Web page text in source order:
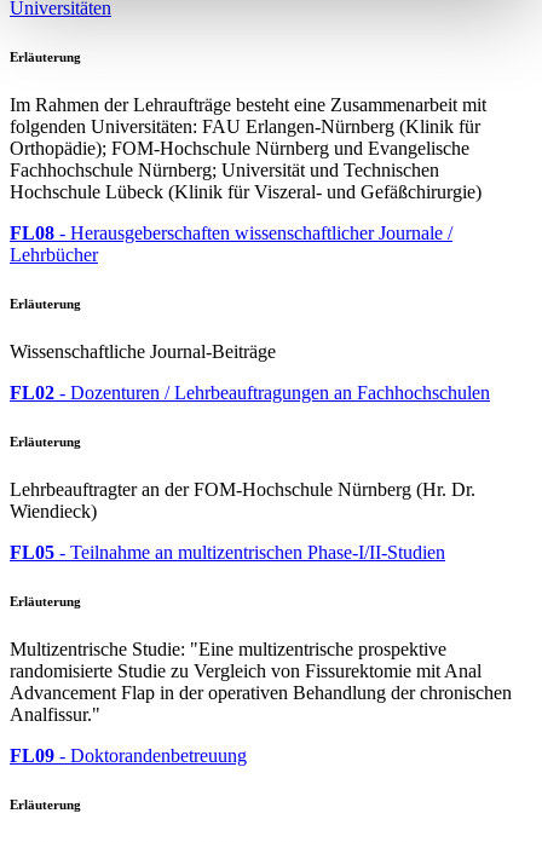
Universitäten
Erläuterung
Im Rahmen der Lehraufträge besteht eine Zusammenarbeit mit
folgenden Universitäten: FAU Erlangen-Nürnberg (Klinik für
Orthopädie); FOM-Hochschule Nürnberg und Evangelische
Fachhochschule Nürnberg; Universität und Technischen
Hochschule Lübeck (Klinik für Viszeral- und Gefäßchirurgie)
FL08 - Herausgeberschaften wissenschaftlicher Journale /
Lehrbücher
Erläuterung
Wissenschaftliche Journal-Beiträge
FL02 - Dozenturen / Lehrbeauftragungen an Fachhochschulen
Erläuterung
Lehrbeauftragter an der FOM-Hochschule Nürnberg (Hr. Dr.
Wiendieck)
FL05 - Teilnahme an multizentrischen Phase-I/II-Studien
Erläuterung
Multizentrische Studie: "Eine multizentrische prospektive
randomisierte Studie zu Vergleich von Fissurektomie mit Anal
Advancement Flap in der operativen Behandlung der chronischen
Analfissur."
FL09 - Doktorandenbetreuung
Erläuterung